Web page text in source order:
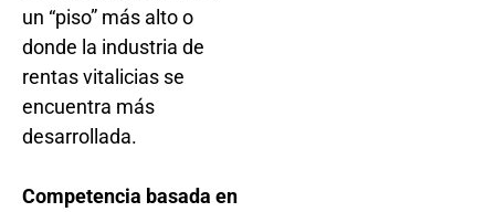
un “piso” más alto o
donde la industria de
rentas vitalicias se
encuentra más
desarrollada.
Competencia basada en